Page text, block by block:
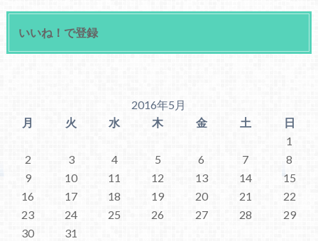
いいね！で登録
2016年5月
月
火 水 木 金 土
日
1
2
3 4 5 6 7
8
9
10 11 12 13 14
15
16
17 18 19 20 21
22
23
24 25 26 27 28
29
30
31